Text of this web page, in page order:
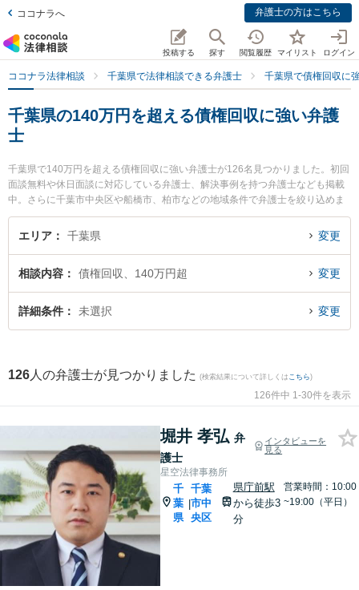
ココナラへ 弁護士の方はこちら
投稿する 探す 閲覧履歴 マイリスト ログイン
ココナラ法律相談 千葉県で法律相談できる弁護士 千葉県で債権回収に
千葉県の140万円を超える債権回収に強い弁護
士
千葉県で140万円を超える債権回収に強い弁護士が126名見つかりました。初回
面談無料や休日面談に対応している弁護士、解決事例を持つ弁護士なども掲載
中。さらに千葉市中央区や船橋市、柏市などの地域条件で弁護士を絞り込めま
す。債権回収に関係する売掛金回収や債権回収代行、債権の時効中断等の細か
な分野での絞り込み検索もでき便利です。特に星空法律事務所の堀井 孝弘弁護
で土日や夜間に発生した140万円を超える債権回収のトラブルを今すぐに弁護
士に相談したい』『140万円を超える債権回収のトラブル解決の実績豊富な近
くの弁護士を検索したい』『初回相談無料で140万円を超える債権回収を法律
エリア 千葉県 変更
相談内容 債権回収、140万円超 変更
詳細条件 未選択 変更
126 人の弁護士が見つかりました (検索結果について詳しくは こちら)
126件中 1-30件を表示
堀井 孝弘 弁
護士
インタビューを
見る
星空法律事務所
千
葉
県
|
千葉
市中
央区
県庁前駅
から徒歩3
分
営業時間：10:00
~19:00（平日）